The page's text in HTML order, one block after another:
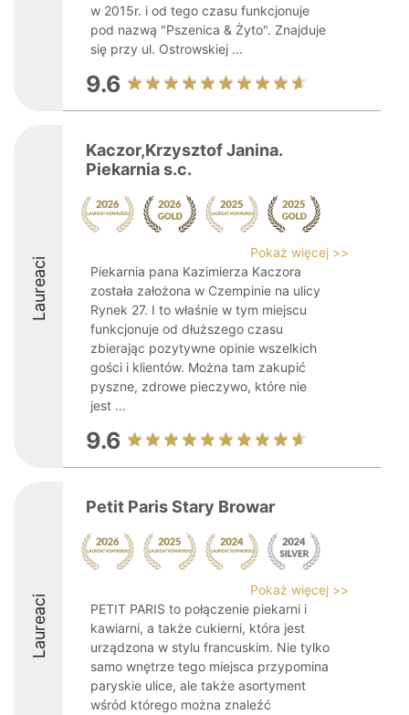
w 2015r. i od tego czasu funkcjonuje
pod nazwą "Pszenica & Żyto". Znajduje
się przy ul. Ostrowskiej ...
9.6
Laureaci
Kaczor,Krzysztof Janina.
Piekarnia s.c.
Pokaż więcej >>
Piekarnia pana Kazimierza Kaczora
została założona w Czempinie na ulicy
Rynek 27. I to właśnie w tym miejscu
funkcjonuje od dłuższego czasu
zbierając pozytywne opinie wszelkich
gości i klientów. Można tam zakupić
pyszne, zdrowe pieczywo, które nie
jest ...
9.6
Laureaci
Petit Paris Stary Browar
Pokaż więcej >>
PETIT PARIS to połączenie piekarni i
kawiarni, a także cukierni, która jest
urządzona w stylu francuskim. Nie tylko
samo wnętrze tego miejsca przypomina
paryskie ulice, ale także asortyment
wśród którego można znaleźć